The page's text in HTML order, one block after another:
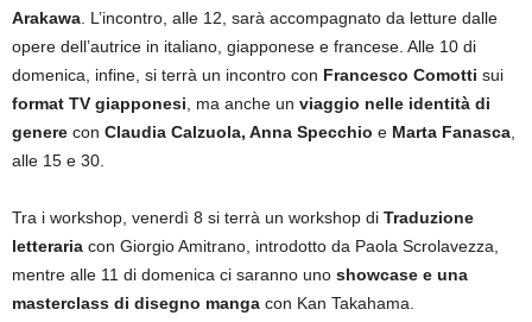
Arakawa . L’incontro, alle 12, sarà accompagnato da letture dalle
opere dell’autrice in italiano, giapponese e francese. Alle 10 di
domenica, infine, si terrà un incontro con Francesco Comotti sui
format TV giapponesi , ma anche un viaggio nelle identità di
genere con Claudia Calzuola, Anna Specchio e Marta Fanasca
alle 15 e 30.
Tra i workshop, venerdì 8 si terrà un workshop di Traduzione
letteraria con Giorgio Amitrano, introdotto da Paola Scrolavezza,
mentre alle 11 di domenica ci saranno uno showcase e una
masterclass di disegno manga con Kan Takahama.